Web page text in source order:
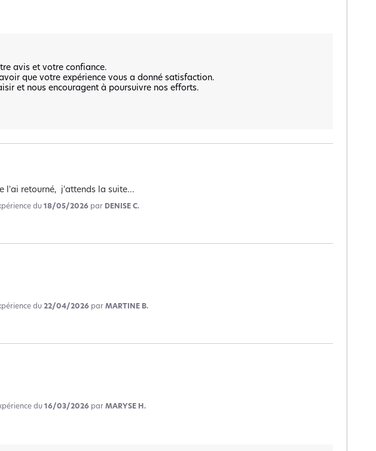
avis et votre confiance.
que votre expérience vous a donné satisfaction.
et nous encouragent à poursuivre nos efforts.
l'ai retourné,  j'attends la suite...
du18/05/2026 par DENISE C.
du22/04/2026 parMARTINE B.
du16/03/2026 parMARYSE H.